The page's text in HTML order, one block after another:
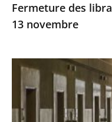
Fermeture des
13 novembre
Masques